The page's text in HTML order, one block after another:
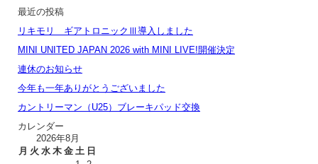
最近の投稿
リキモリ ギアトロニックⅢ導入しました
MINI UNITED JAPAN 2026 with MINI LIVE!開催決定
連休のお知らせ
今年も一年ありがとうございました
カントリーマン（U25）ブレーキパッド交換
カレンダー
2026年8月
月 火 水 木 金 土 日